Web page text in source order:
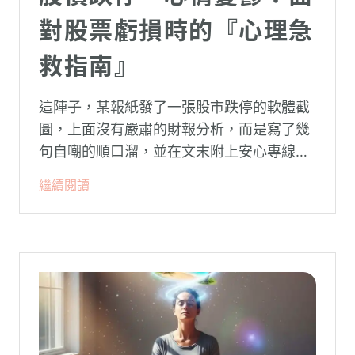
對股票虧損時的『心理急
救指南』
這陣子，某報紙發了一張股市跌停的軟體截
圖，上面沒有嚴肅的財報分析，而是寫了幾
句自嘲的順口溜，並在文末附上安心專線與
被廣泛轉載。對許多投資人而言，螢幕上下
跌的數字背後，實質連結的是個人的財務壓
繼續閱讀